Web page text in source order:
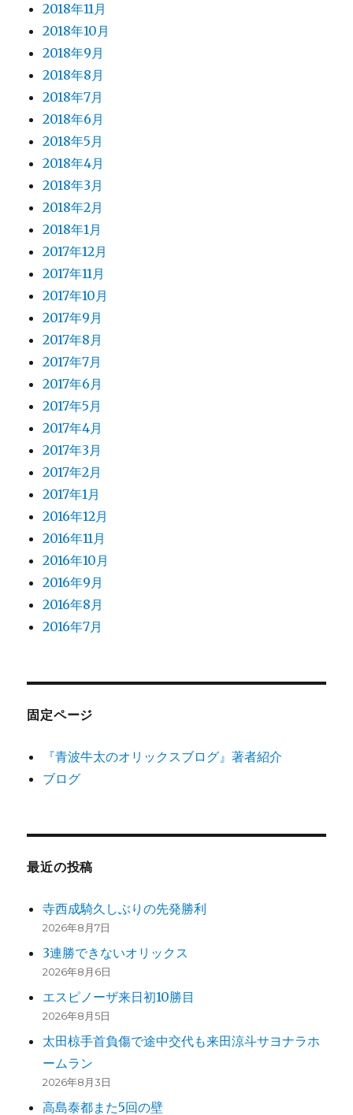
2018年11月
2018年10月
2018年9月
2018年8月
2018年7月
2018年6月
2018年5月
2018年4月
2018年3月
2018年2月
2018年1月
2017年12月
2017年11月
2017年10月
2017年9月
2017年8月
2017年7月
2017年6月
2017年5月
2017年4月
2017年3月
2017年2月
2017年1月
2016年12月
2016年11月
2016年10月
2016年9月
2016年8月
2016年7月
固定ページ
『青波牛太のオリックスブログ』著者紹介
ブログ
最近の投稿
寺西成騎久しぶりの先発勝利
2026年8月7日
3連勝できないオリックス
2026年8月6日
エスピノーザ来日初10勝目
2026年8月5日
太田椋手首負傷で途中交代も来田涼斗サヨナラホ
ームラン
2026年8月3日
高島泰都また5回の壁